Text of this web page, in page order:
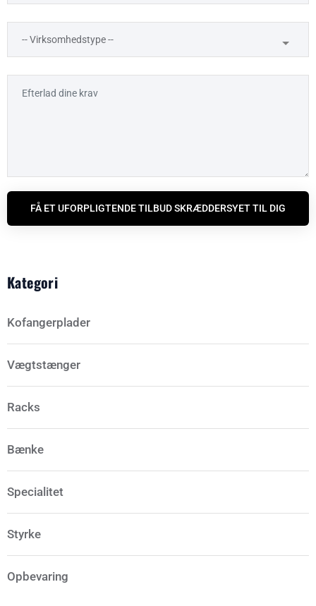
FÅ ET UFORPLIGTENDE TILBUD SKRÆDDERSYET TIL DIG
Kategori
Kofangerplader
Vægtstænger
Racks
Bænke
Specialitet
Styrke
Opbevaring